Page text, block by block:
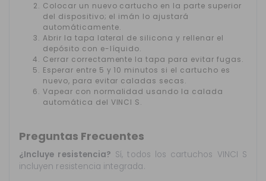
Colocar un nuevo cartucho en la parte superior
del dispositivo; el imán lo ajustará
automáticamente.
Abrir la tapa lateral de silicona y rellenar el
depósito con e-líquido.
Cerrar correctamente la tapa para evitar fugas.
Esperar entre 5 y 10 minutos si el cartucho es
nuevo, para evitar caladas secas.
Vapear con normalidad usando la calada
automática del VINCI S.
Preguntas Frecuentes
¿Incluye resistencia? Sí, todos los cartuchos VINCI S
incluyen resistencia integrada.